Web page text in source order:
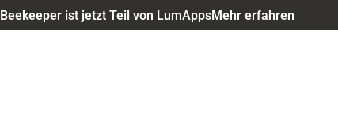
Beekeeper ist jetzt Teil von LumAppsMehr erfahren